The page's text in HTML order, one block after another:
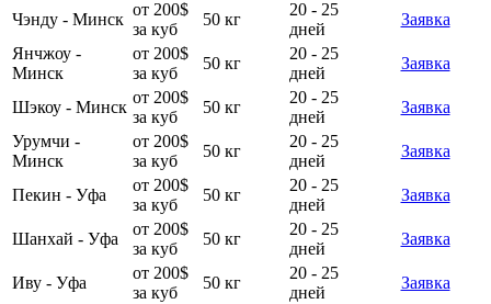
Чэнду - Минск
от 200$
за куб
50 кг
20 - 25
дней
Заявка
Янчжоу -
Минск
от 200$
за куб
50 кг
20 - 25
дней
Заявка
Шэкоу - Минск
от 200$
за куб
50 кг
20 - 25
дней
Заявка
Урумчи -
Минск
от 200$
за куб
50 кг
20 - 25
дней
Заявка
Пекин - Уфа
от 200$
за куб
50 кг
20 - 25
дней
Заявка
Шанхай - Уфа
от 200$
за куб
50 кг
20 - 25
дней
Заявка
Иву - Уфа
от 200$
за куб
50 кг
20 - 25
дней
Заявка